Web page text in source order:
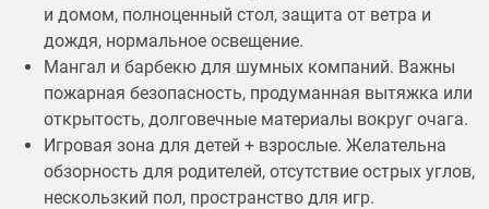
и домом, полноценный стол, защита от ветра и
дождя, нормальное освещение.
Мангал и барбекю для шумных компаний. Важны
пожарная безопасность, продуманная вытяжка или
открытость, долговечные материалы вокруг очага.
Игровая зона для детей + взрослые. Желательна
обзорность для родителей, отсутствие острых углов,
нескользкий пол, пространство для игр.